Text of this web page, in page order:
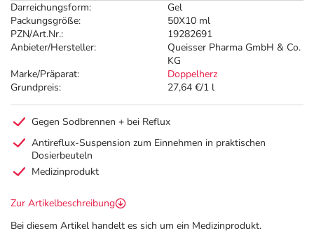
Darreichungsform:
Gel
Packungsgröße:
50X10 ml
PZN/Art.Nr.:
19282691
Anbieter/Hersteller:
Queisser Pharma GmbH & Co.
KG
Marke/Präparat:
Doppelherz
Grundpreis:
27,64 €/1 l
Gegen Sodbrennen + bei Reflux
Antireflux-Suspension zum Einnehmen in praktischen
Dosierbeuteln
Medizinprodukt
Zur Artikelbeschreibung
Bei diesem Artikel handelt es sich um ein Medizinprodukt.